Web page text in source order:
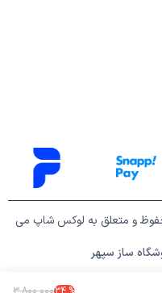
و متعلق به لوکس شاپ می
ساز سپهر